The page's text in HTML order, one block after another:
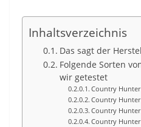
Inhaltsverzeichnis
Das sagt der
Folgende Sorten
wir getestet
Country
Country
Country
Country Hunter